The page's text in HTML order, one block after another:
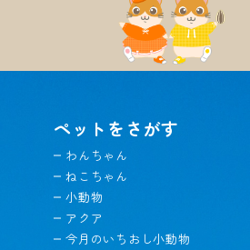
ペットをさがす
わんちゃん
ねこちゃん
小動物
アクア
今月のいちおし小動物